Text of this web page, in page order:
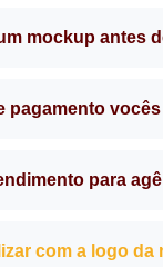
mockup antes
pagamento
para
com a logo da